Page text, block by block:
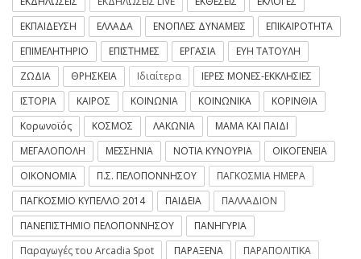
ΕΚΠΑΙΔΕΥΣΗ
ΕΛΛΑΔΑ ΕΝΟΠΛΕΣ ΔΥΝΑΜΕΙΣ
ΕΠΙΚΑΙΡΟΤΗΤΑ
ΕΠΙΜΕΛΗΤΗΡΙΟ
ΕΠΙΣΤΗΜΕΣ ΕΡΓΑΣΙΑ
ΕΥΗ ΤΑΤΟΥΛΗ
ΖΩΔΙΑ
ΘΡΗΣΚΕΙΑ Ιδιαίτερα
ΙΕΡΕΣ ΜΟΝΕΣ-ΕΚΚΛΗΣΙΕΣ
ΙΣΤΟΡΙΑ
ΚΑΙΡΟΣ ΚΟΙΝΩΝΙΑ ΚΟΙΝΩΝΙΚΑ
ΚΟΡΙΝΘΙΑ
Κορωνοϊός
ΚΟΣΜΟΣ ΛΑΚΩΝΙΑ
ΜΑΜΑ ΚΑΙ ΠΑΙΔΙ
ΜΕΓΑΛΟΠΟΛΗ
ΜΕΣΣΗΝΙΑ ΝΟΤΙΑ ΚΥΝΟΥΡΙΑ
ΟΙΚΟΓΕΝΕΙΑ
ΟΙΚΟΝΟΜΙΑ
Π.Σ. ΠΕΛΟΠΟΝΝΗΣΟΥ
ΠΑΓΚΟΣΜΙΑ ΗΜΕΡΑ
ΠΑΓΚΟΣΜΙΟ ΚΥΠΕΛΛΟ 2014
ΠΑΙΔΕΙΑ
ΠΑΛΛΑΔΙΟΝ
ΠΑΝΕΠΙΣΤΗΜΙΟ ΠΕΛΟΠΟΝΝΗΣΟΥ
ΠΑΝΗΓΥΡΙΑ
Παραγωγές του Arcadia Spot
ΠΑΡΑΞΕΝΑ
ΠΑΡΑΠΟΛΙΤΙΚΑ